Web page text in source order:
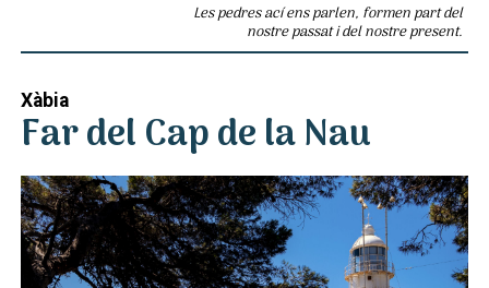
Les pedres ací ens parlen, formen part del
nostre passat i del nostre present.
Xàbia
Far del Cap de la Nau